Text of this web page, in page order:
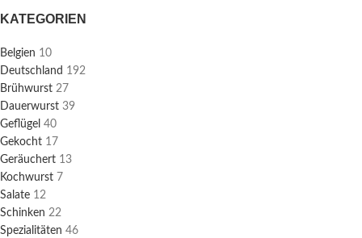
KATEGORIEN
Belgien 10
Deutschland 192
Brühwurst 27
Dauerwurst 39
Geflügel 40
Gekocht 17
Geräuchert 13
Kochwurst 7
Salate 12
Schinken 22
Spezialitäten 46